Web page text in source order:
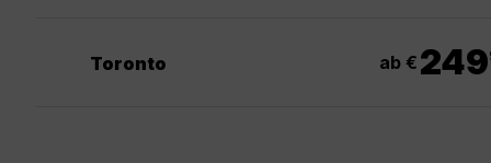
Toronto ab € 249